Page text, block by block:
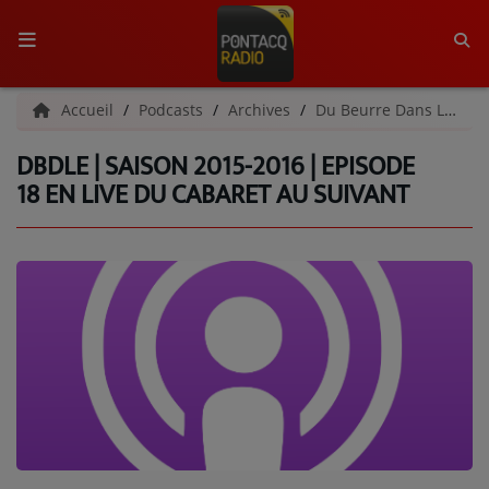
ACCUEIL
RADIO
L'ÉQUIPE
GRILLE DES PROGRAMMES
PODCASTS - SAISON 2026/2027
Accueil Podcasts Archives Du Beurre Dans Les Écouteurs | Archives
DBDLE | SAISON 2015-2016 | EPISODE
18 EN LIVE DU CABARET AU SUIVANT